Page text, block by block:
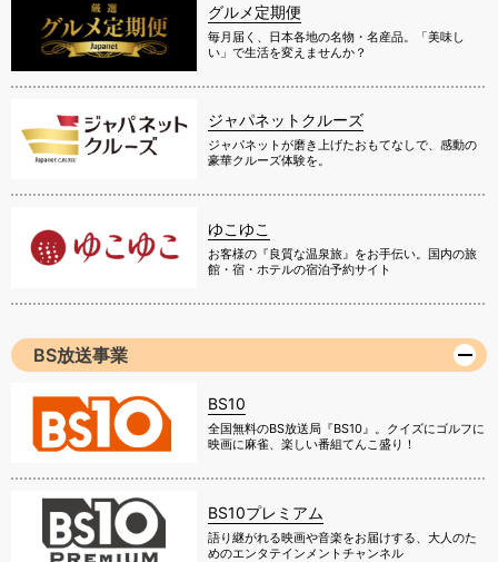
グルメ定期便
毎月届く、日本各地の名物・名産品。「美味し
い」で生活を変えませんか？
ジャパネットクルーズ
ジャパネットが磨き上げたおもてなしで、感動の
豪華クルーズ体験を。
ゆこゆこ
お客様の『良質な温泉旅』をお手伝い。国内の旅
館・宿・ホテルの宿泊予約サイト
BS放送事業
BS10
全国無料のBS放送局『BS10』。クイズにゴルフに
映画に麻雀、楽しい番組てんこ盛り！
BS10プレミアム
語り継がれる映画や音楽をお届けする、大人のた
めのエンタテインメントチャンネル